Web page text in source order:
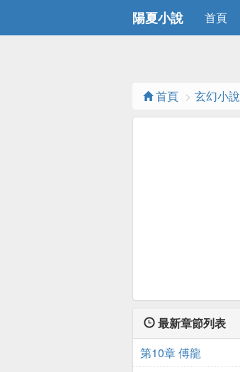
陽夏小說 首頁
首頁 玄幻小說
最新章節列表
第10章 傅龍